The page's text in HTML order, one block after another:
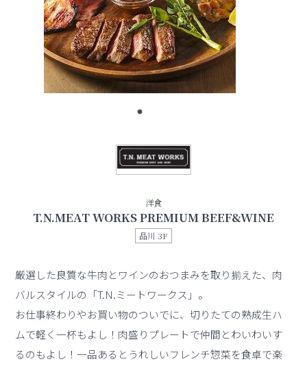
洋食
T.N.MEAT WORKS PREMIUM BEEF&WINE
品川 3F
厳選した良質な牛肉とワインのおつまみを取り揃えた、肉
バルスタイルの「T.N.ミートワークス」。
お仕事終わりやお買い物のついでに、切りたての熟成生ハ
ムで軽く一杯もよし！肉盛りプレートで仲間とわいわいす
るのもよし！一品あるとうれしいフレンチ惣菜を食卓で楽